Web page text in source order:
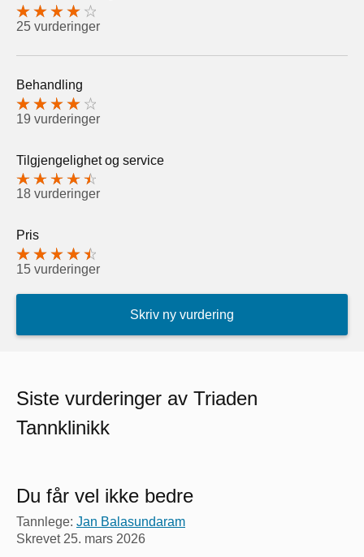
25 vurderinger
Behandling
19 vurderinger
Tilgjengelighet og service
18 vurderinger
Pris
15 vurderinger
Skriv ny vurdering
Siste vurderinger av Triaden
Tannklinikk
Du får vel ikke bedre
Tannlege: Jan Balasundaram
Skrevet 25. mars 2026